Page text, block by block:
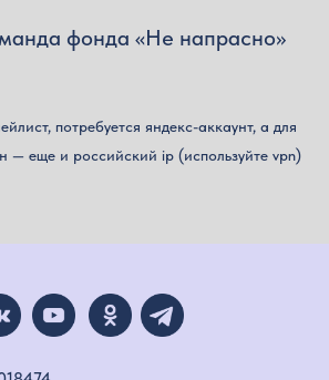
фонда «Не напрасно»
потребуется яндекс-аккаунт, а для
— еще и российский ip (используйте vpn)